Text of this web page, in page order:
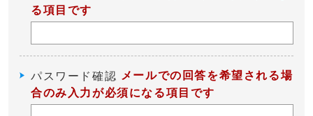
る項目です
パスワード確認 メールでの回答を希望される場
合のみ入力が必須になる項目です